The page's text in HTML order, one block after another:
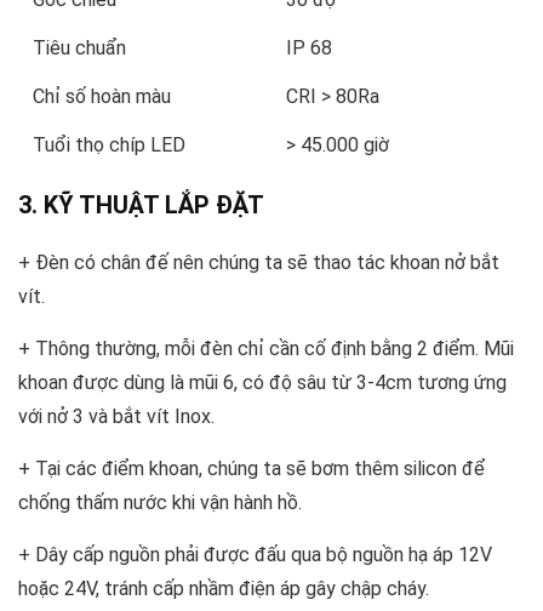
Tiêu chuẩn IP 68
Chỉ số hoàn màu CRI > 80Ra
Tuổi thọ chíp LED > 45.000 giờ
3. KỸ THUẬT LẮP ĐẶT
+ Đèn có chân đế nên chúng ta sẽ thao tác khoan nở bắt
vít.
+ Thông thường, mỗi đèn chỉ cần cố định bằng 2 điểm. Mũi
khoan được dùng là mũi 6, có độ sâu từ 3-4cm tương ứng
với nở 3 và bắt vít Inox.
+ Tại các điểm khoan, chúng ta sẽ bơm thêm silicon để
chống thấm nước khi vận hành hồ.
+ Dây cấp nguồn phải được đấu qua bộ nguồn hạ áp 12V
hoặc 24V, tránh cấp nhầm điện áp gây chập cháy.